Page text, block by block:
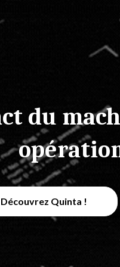
du
Découvrez Quinta !